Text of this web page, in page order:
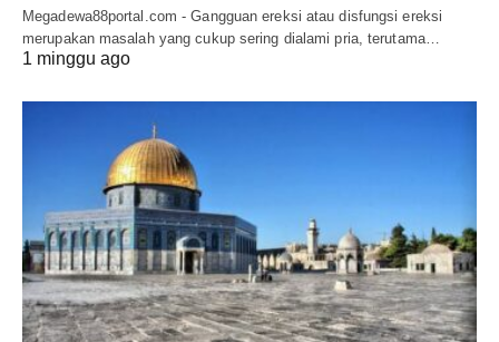
Megadewa88portal.com - Gangguan ereksi atau disfungsi ereksi
merupakan masalah yang cukup sering dialami pria, terutama…
1 minggu ago